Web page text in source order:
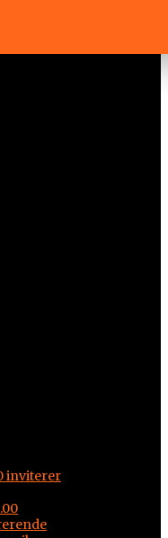
inviterer